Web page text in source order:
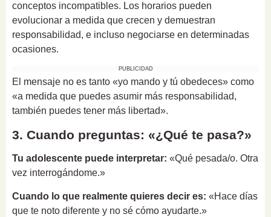
conceptos incompatibles. Los horarios pueden
evolucionar a medida que crecen y demuestran
responsabilidad, e incluso negociarse en determinadas
ocasiones.
PUBLICIDAD
El mensaje no es tanto «yo mando y tú obedeces» como
«a medida que puedes asumir más responsabilidad,
también puedes tener más libertad».
3. Cuando preguntas: «¿Qué te pasa?»
Tu adolescente puede interpretar: «Qué pesada/o. Otra
vez interrogándome.»
Cuando lo que realmente quieres decir es: «Hace días
que te noto diferente y no sé cómo ayudarte.»